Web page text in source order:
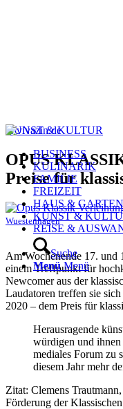
BUSINESS
KULINARIK
FAMILIE
FREIZEIT
HAUS & GARTEN
KUNST &
REISE &
Suche
Menü Menü
KUNST & KULTUR
OPUS
Preise für
Wuestenhagen
Am Wochenende 17.
einem Treffpunkt für
Newcomer aus der
Laudatoren treffen sie
2020 – dem Preis für
Herausragende
würdigen und
mediales Forum zu
diesem Jahr mehr
Zitat: Clemens
Förderung der